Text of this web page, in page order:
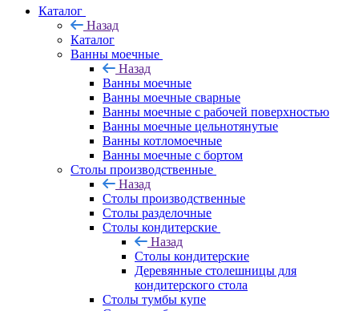
Каталог
Назад
Каталог
Ванны моечные
Назад
Ванны моечные
Ванны моечные сварные
Ванны моечные с рабочей поверхностью
Ванны моечные цельнотянутые
Ванны котломоечные
Ванны моечные с бортом
Столы производственные
Назад
Столы производственные
Столы разделочные
Столы кондитерские
Назад
Столы кондитерские
Деревянные столешницы для
кондитерского стола
Столы тумбы купе